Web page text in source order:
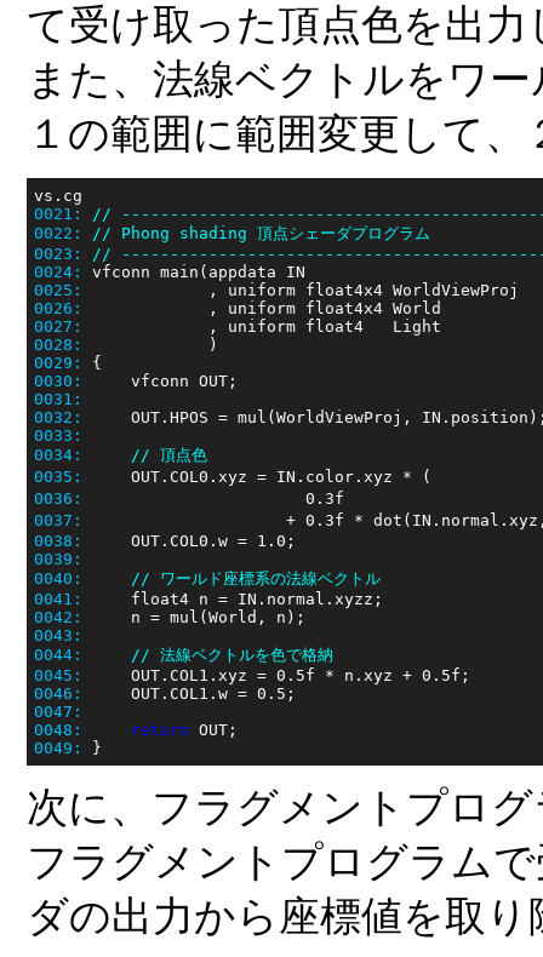
て受け取った頂点色を出力
また、法線ベクトルをワ
１の範囲に範囲変更して
0021:
//
0022:
// Phong shading 頂点シェーダプログラム
0023:
//
0024:
0025:
0026:
0027:
0028:
0029:
0030:
0031:
0032:
0033:
0034:
// 頂点色
0035:
OUT.COL0.xyz =
0036:
0037:
+ 0.3f *
0038:
0039:
0040:
// ワールド座標系の法線ベクトル
0041:
0042:
0043:
0044:
// 法線ベクトルを色で格納
0045:
0046:
0047:
0048:
return
0049:
次に、フラグメントプロ
フラグメントプログラム
ダの出力から座標値を取